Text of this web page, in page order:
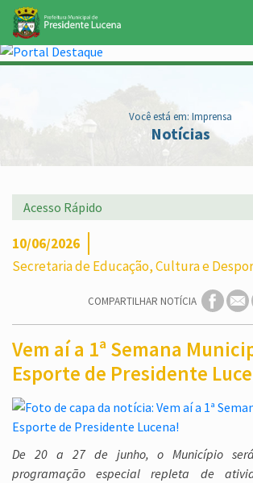
Ir para conteúdo principal
Você está em: Imprensa
Notícias
10/06/2026
Secretaria de Educação, Cultura e
COMPARTILHAR NOTÍCIA
Vem aí a 1ª Semana
Esporte de Presidente
De 20 a 27 de junho, o Município
programação especial repleta de